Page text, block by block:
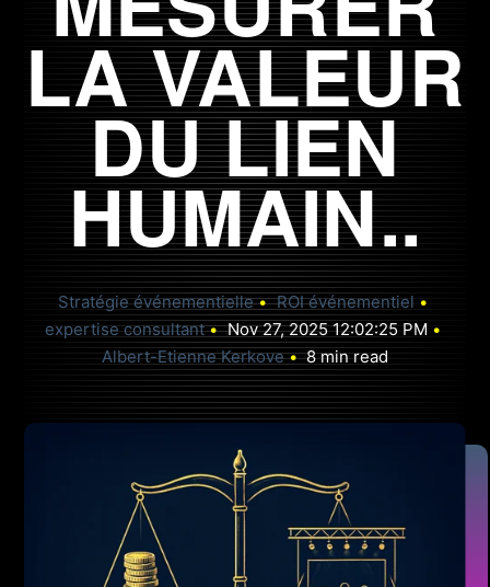
HONORAIRES
CAS & RÉSONANCES
PRENDRE RENDEZ-VOUS
LA VALEUR
DU LIEN
HUMAIN..
Stratégie événementielle
ROI événementiel
expertise consultant
Nov 27, 2025 12:02:25 PM
Albert-Etienne Kerkove
8 min read